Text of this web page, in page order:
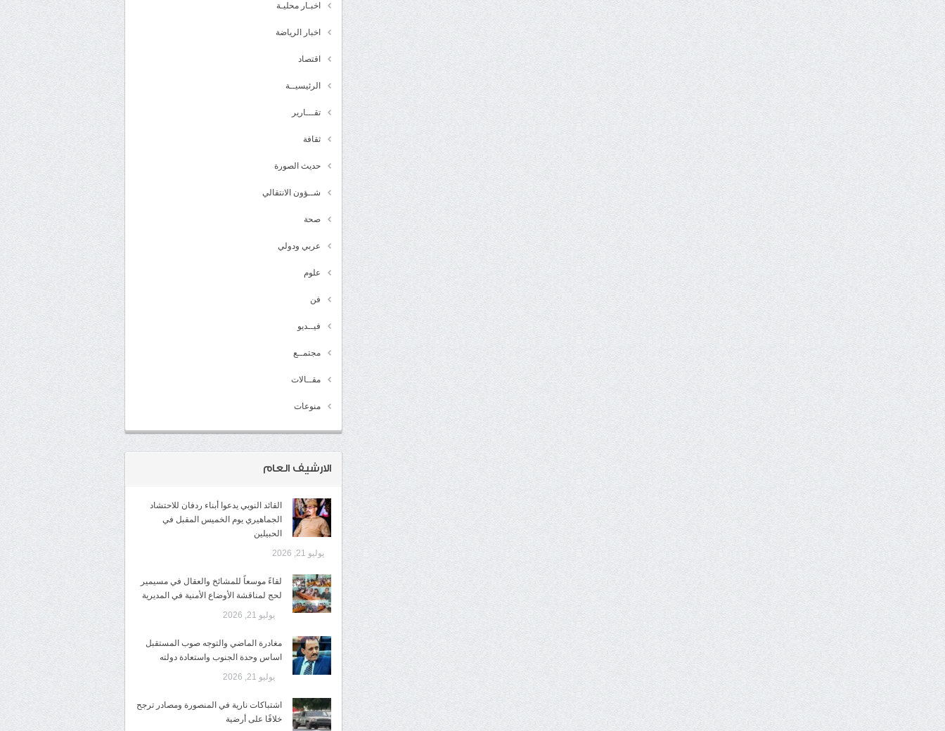
اخبـار محليـة
اخبار الرياضة
اقتصاد
الرئيسيــة
تقـــارير
ثقافة
حديث الصورة
شــؤون الانتقالي
صحة
عربي ودولي
علوم
فن
فيــديو
مجتمــع
مقــالات
منوعات
الارشيف العام
القائد النوبي يدعوا أبناء ردفان للاحتشاد
الجماهيري يوم الخميس المقبل في
الحبيلين
يوليو 21, 2026
لقاءً موسعاً للمشائخ والعقال في مسيمير
لحج لمناقشة الأوضاع الأمنية في المديرية
يوليو 21, 2026
مغادرة الماضي والتوجه صوب المستقبل
اساس وحدة الجنوب واستعادة دولته
يوليو 21, 2026
اشتباكات نارية في المنصورة ومصادر ترجح
خلافًا على أرضية